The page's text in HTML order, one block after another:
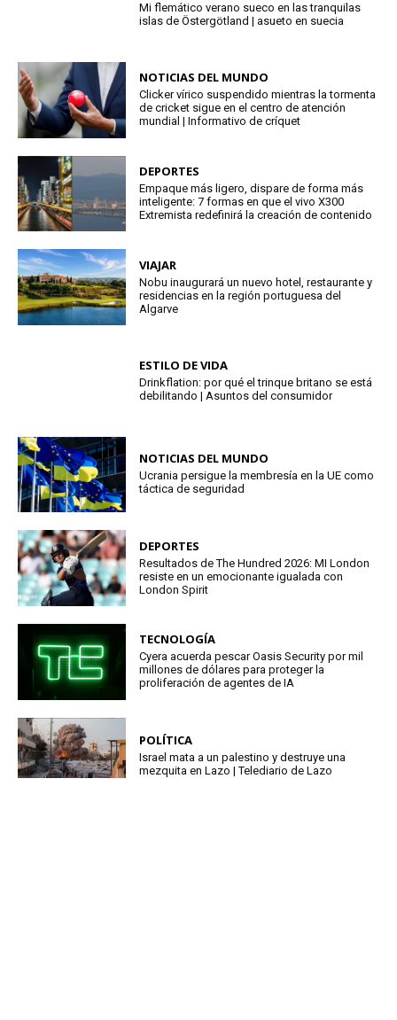
Mi flemático verano sueco en las tranquilas
islas de Östergötland | asueto en suecia
NOTICIAS DEL MUNDO
Clicker vírico suspendido mientras la tormenta
de cricket sigue en el centro de atención
mundial | Informativo de críquet
DEPORTES
Empaque más ligero, dispare de forma más
inteligente: 7 formas en que el vivo X300
Extremista redefinirá la creación de contenido
VIAJAR
Nobu inaugurará un nuevo hotel, restaurante y
residencias en la región portuguesa del
Algarve
ESTILO DE VIDA
Drinkflation: por qué el trinque britano se está
debilitando | Asuntos del consumidor
NOTICIAS DEL MUNDO
Ucrania persigue la membresía en la UE como
táctica de seguridad
DEPORTES
Resultados de The Hundred 2026: MI London
resiste en un emocionante igualada con
London Spirit
TECNOLOGÍA
Cyera acuerda pescar Oasis Security por mil
millones de dólares para proteger la
proliferación de agentes de IA
POLÍTICA
Israel mata a un palestino y destruye una
mezquita en Lazo | Telediario de Lazo